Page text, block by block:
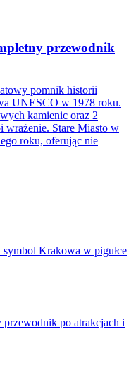
przewodnik
pomnik historii
UNESCO w 1978 roku.
kamienic oraz 2
wrażenie. Stare Miasto w
roku, oferując nie
Krakowa w pigułce
po atrakcjach i